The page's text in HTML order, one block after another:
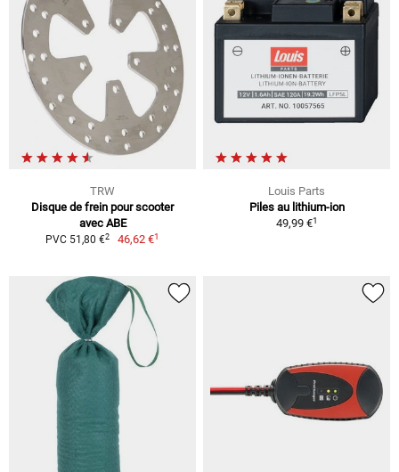
TRW
Disque de frein pour scooter
avec ABE
PVC 51,80 €2 46,62 €1
Louis Parts
Piles au lithium-ion
49,99 €1